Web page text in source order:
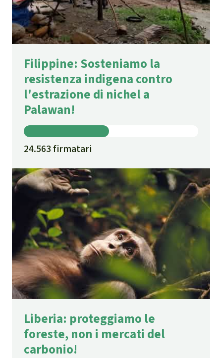
Filippine: Sosteniamo la
resistenza indigena contro
l'estrazione di nichel a
Palawan!
24.563 firmatari
Liberia: proteggiamo le
foreste, non i mercati del
carbonio!